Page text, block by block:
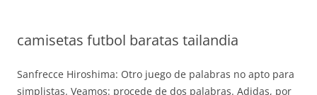
camisetas futbol baratas tailandia
Sanfrecce Hiroshima: Otro juego de palabras no apto para
simplistas. Veamos: procede de dos palabras. Adidas, por